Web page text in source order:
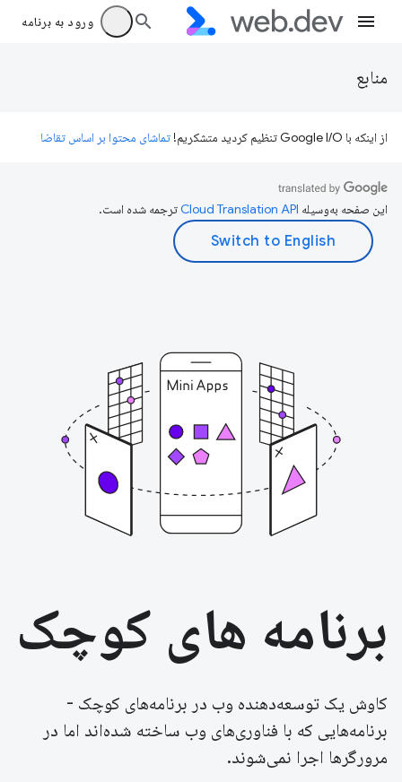
ورود به برنامه
منابع
از اینکه با Google I/O تنظیم کردید متشکریم! تماشای محتوا بر اساس تقاضا
این صفحه به‌وسیله ترجمه شده است.
برنامه های کوچک
کاوش یک توسعه‌دهنده وب در برنامه‌های کوچک -
برنامه‌هایی که با فناوری‌های وب ساخته شده‌اند اما در
مرورگرها اجرا نمی‌شوند.